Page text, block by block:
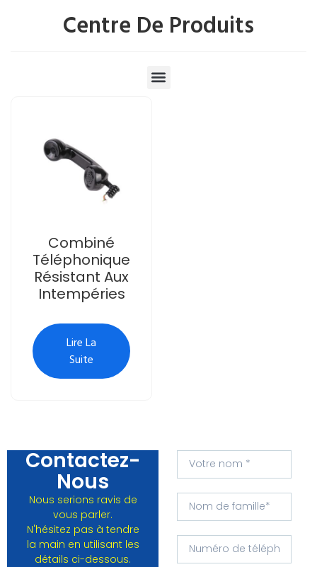
Centre De Produits
Combiné
Téléphonique
Résistant Aux
Intempéries
Lire La
Suite
Contactez-
Nous
Nous serions ravis de
vous parler.
N'hésitez pas à tendre
la main en utilisant les
détails ci-dessous.